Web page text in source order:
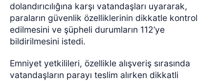
dolandırıcılığına karşı vatandaşları uyararak,
paraların güvenlik özelliklerinin dikkatle kontrol
edilmesini ve şüpheli durumların 112’ye
bildirilmesini istedi.
Emniyet yetkilileri, özellikle alışveriş sırasında
vatandaşların parayı teslim alırken dikkatli